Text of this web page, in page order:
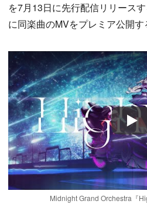
を7月13日に先行配信リリース
に同楽曲のMVをプレミア公開す
Play
Midnight Grand Orchestra『